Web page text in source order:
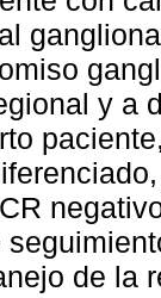
y a
de la